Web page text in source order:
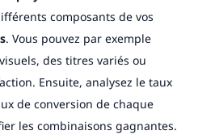
composants de vos
. Vous pouvez par exemple
des titres variés ou
Ensuite, analysez le taux
de conversion de chaque
les combinaisons gagnantes.